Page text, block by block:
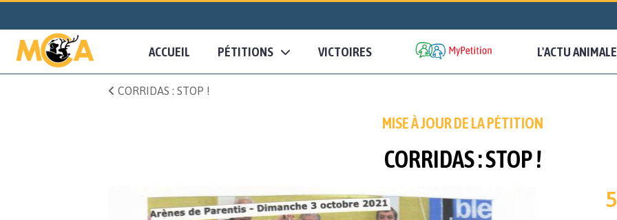
ACCUEIL PÉTITIONS VICTOIRES L'ACTU ANIMALE
CORRIDAS : STOP !
MISE À JOUR DE LA PÉTITION
CORRIDAS : STOP !